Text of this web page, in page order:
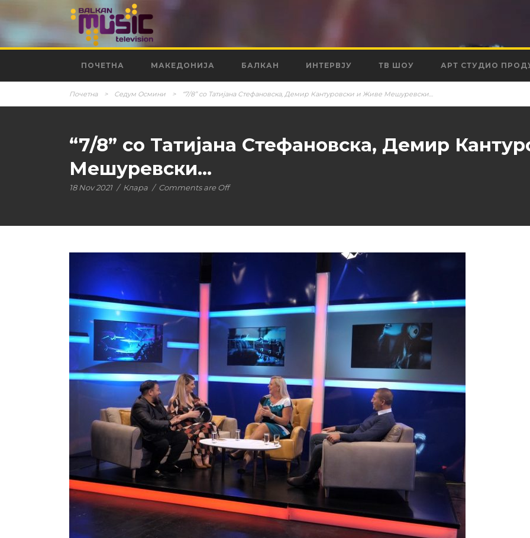
ПОЧЕТНА МАКЕДОНИЈА БАЛКАН ИНТЕРВЈУ ТВ ШОУ АРТ СТУДИО
Почетна > Седум Осмини > “7/8” со Татијана Стефановска, Демир Кантуровски и Живе Мешуревски…
“7/8” со Татијана Стефановска, Демир
Мешуревски…
18 Nov 2021 / Клара / Comments are Off